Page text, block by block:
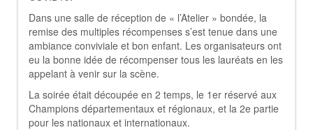
Dans une salle de réception de « l’Atelier » bondée, la
remise des multiples récompenses s’est tenue dans une
ambiance conviviale et bon enfant. Les organisateurs ont
eu la bonne idée de récompenser tous les lauréats en les
appelant à venir sur la scène.
La soirée était découpée en 2 temps, le 1er réservé aux
Champions départementaux et régionaux, et la 2e partie
pour les nationaux et internationaux.